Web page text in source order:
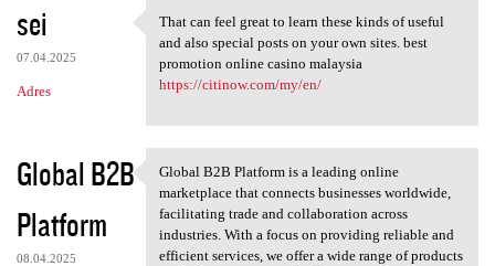
sei
07.04.2025
Adres
That can feel great to learn
That can feel great to learn these kinds of useful
and also special posts on your own sites. best
promotion online casino malaysia
https://citinow.com/my/en/
Global B2B
Platform
08.04.2025
Global B2B Platform is a
Global B2B Platform is a leading online
marketplace that connects businesses worldwide,
facilitating trade and collaboration across
industries. With a focus on providing reliable and
efficient services, we offer a wide range of products